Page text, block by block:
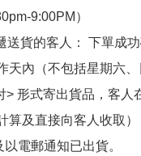
9:00PM）
送貨的客人： 下單成
天內（不包括星期六
> 形式寄出貨品，客人
算及直接向客人收取
電郵通知已出貨。